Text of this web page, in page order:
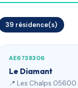
39 résidence(s)
AE6738306
Le Diamant
📍 Les Chalps 05600